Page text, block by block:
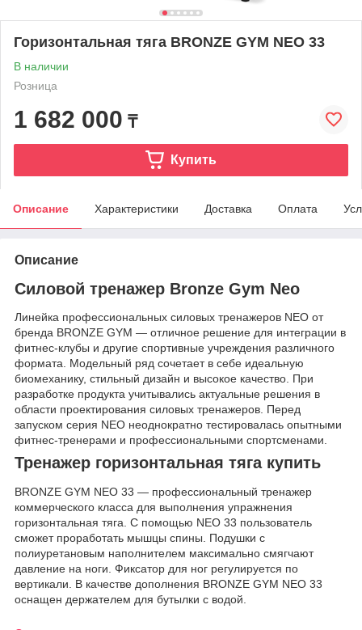
Горизонтальная тяга BRONZE GYM NEO 33
В наличии
Розница
1 682 000 ₸
Купить
Описание Характеристики Доставка Оплата
Описание
Силовой тренажер Bronze Gym Neo
Линейка профессиональных силовых тренажеров NEO от
бренда BRONZE GYM — отличное решение для интеграции в
фитнес-клубы и другие спортивные учреждения различного
формата. Модельный ряд сочетает в себе идеальную
биомеханику, стильный дизайн и высокое качество. При
разработке продукта учитывались актуальные решения в
области проектирования силовых тренажеров. Перед
запуском серия NEO неоднократно тестировалась опытными
фитнес-тренерами и профессиональными спортсменами.
Тренажер горизонтальная тяга купить
BRONZE GYM NEO 33 — профессиональный тренажер
коммерческого класса для выполнения упражнения
горизонтальная тяга. С помощью NEO 33 пользователь
сможет проработать мышцы спины. Подушки с
полиуретановым наполнителем максимально смягчают
давление на ноги. Фиксатор для ног регулируется по
вертикали. В качестве дополнения BRONZE GYM NEO 33
оснащен держателем для бутылки с водой.